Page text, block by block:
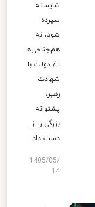
شایسته
سپرده
شود، نه
هم‌جناحی‌ه
ا / دولت با
شهادت
رهبر،
پشتوانه
بزرگی را از
دست داد
1405/05/
14